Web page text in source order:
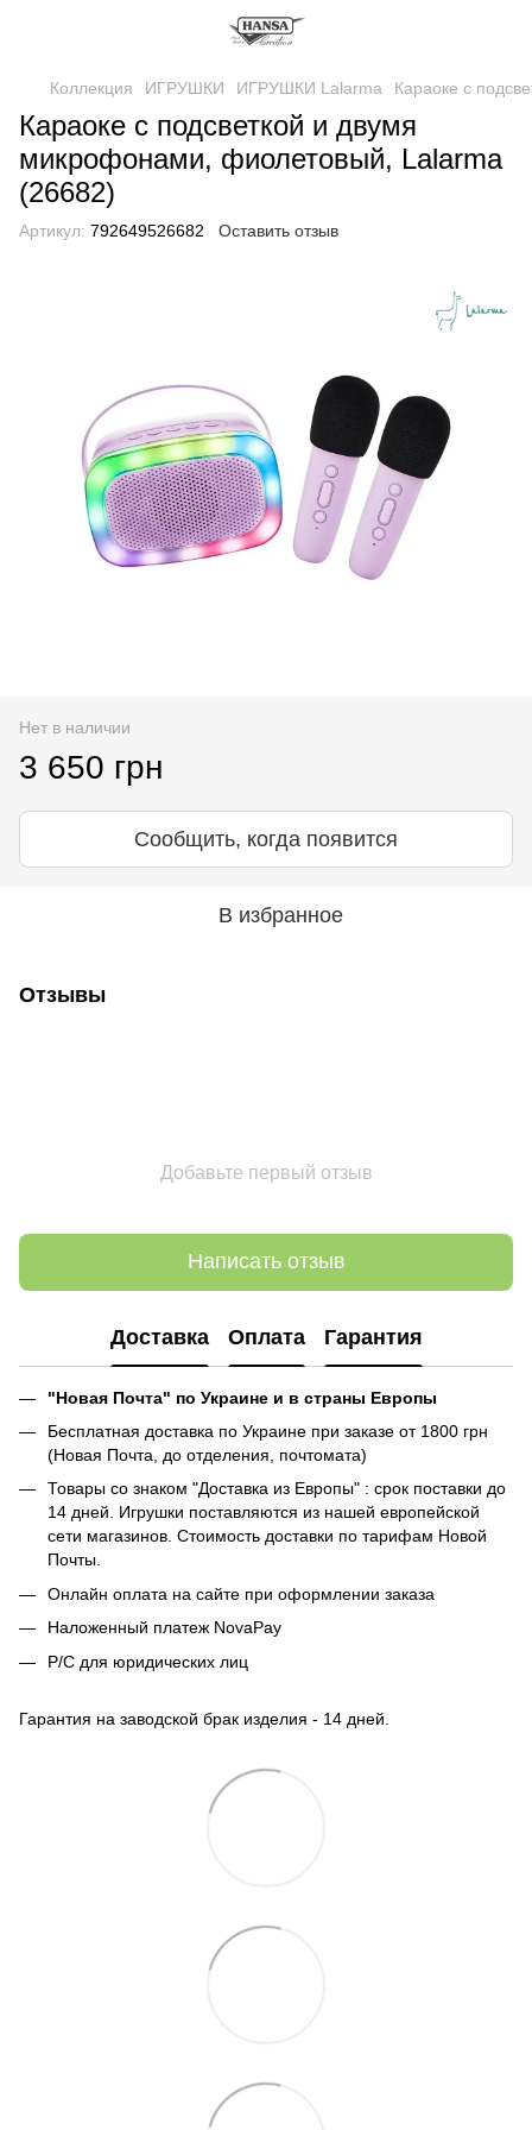
Коллекция ИГРУШКИ ИГРУШКИ Lalarma Караоке с
Караоке с подсветкой и двумя
микрофонами, фиолетовый, Lalarma
(26682)
Артикул: 792649526682 Оставить отзыв
Нет в наличии
3 650 грн
Сообщить, когда появится
В избранное
Отзывы
Добавьте первый отзыв
Написать отзыв
Доставка Оплата Гарантия
"Новая Почта" по Украине и в страны Европы
Бесплатная доставка по Украине при заказе от 1800 грн
(Новая Почта, до отделения, почтомата)
Товары со знаком "Доставка из Европы" : срок поставки до
14 дней. Игрушки поставляются из нашей европейской
сети магазинов. Стоимость доставки по тарифам Новой
Почты.
Онлайн оплата на сайте при оформлении заказа
Наложенный платеж NovaPay
Р/С для юридических лиц
Гарантия на заводской брак изделия - 14 дней.